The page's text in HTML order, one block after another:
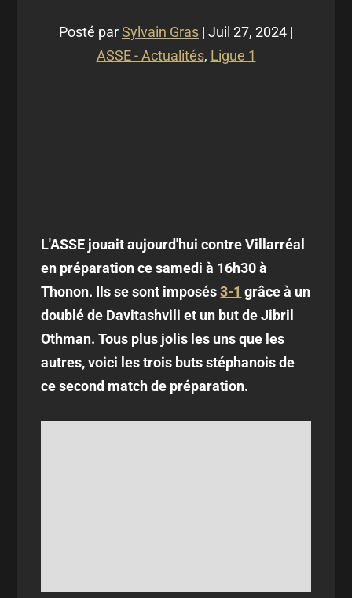
Posté parSylvain Gras | Juil 27, 2024 |
ASSE - Actualités, Ligue 1
L'ASSE jouait aujourd'hui contre Villarréal
en préparation ce samedi à 16h30 à
Thonon. Ils se sont imposés3-1 grâce à un
doublé de Davitashvili et un but de Jibril
Othman. Tous plus jolis les uns que les
autres, voici les trois buts stéphanois de
ce second match de préparation.